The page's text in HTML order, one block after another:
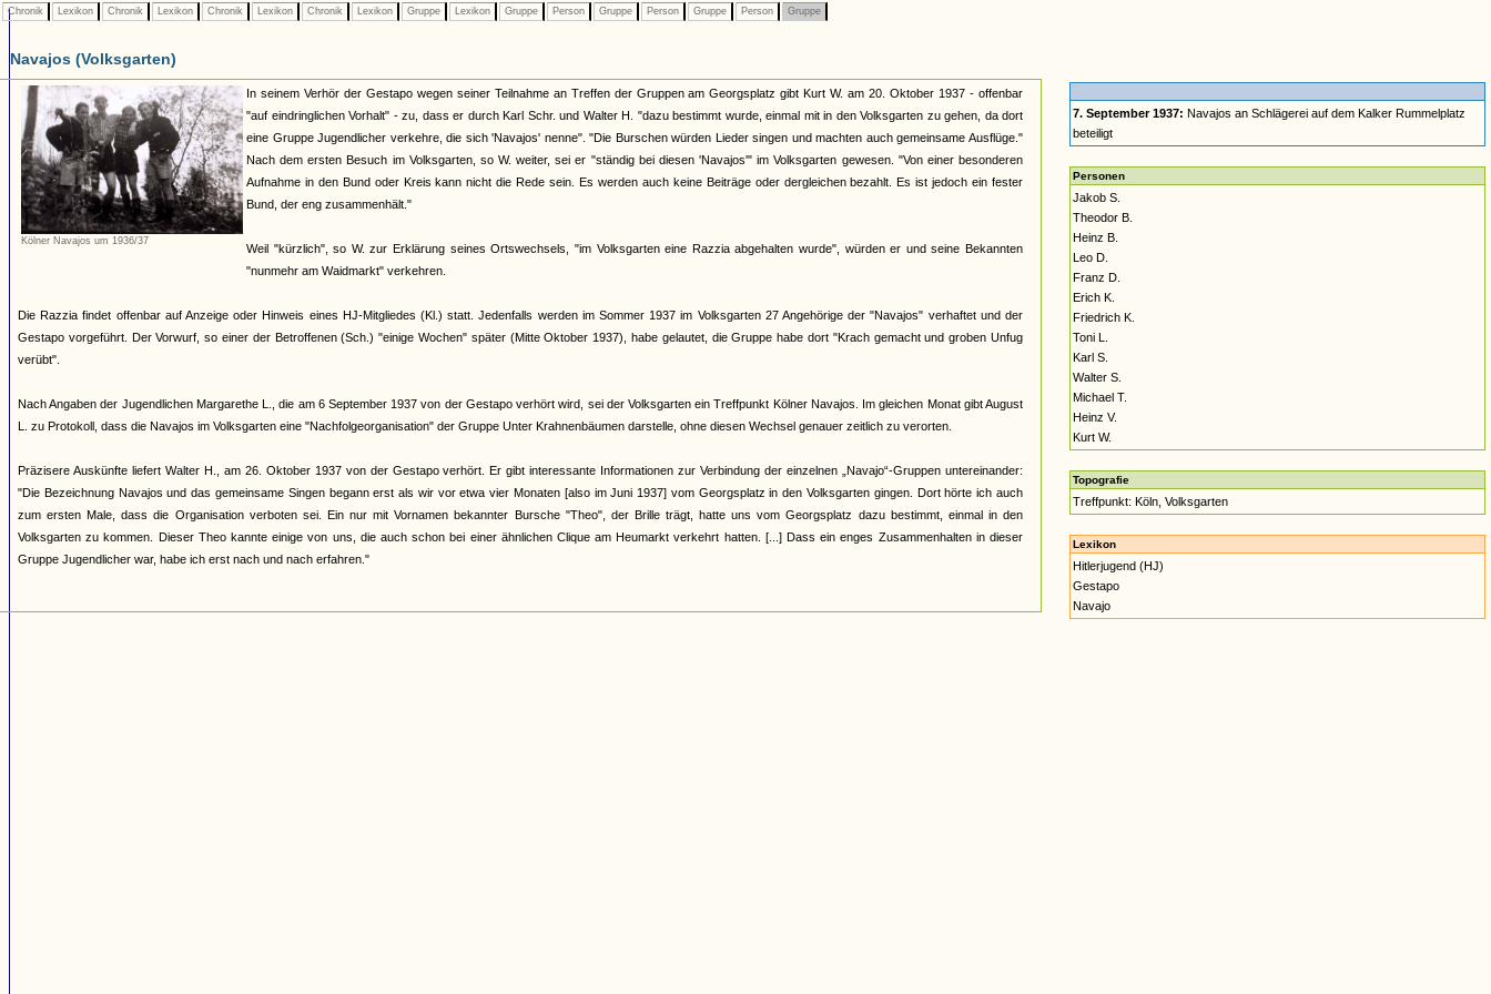
Chronik Lexikon Chronik Lexikon Chronik Lexikon Chronik Lexikon Gruppe Lexikon Gruppe Person Gruppe Person Gruppe Person Gruppe
Navajos (Volksgarten)
Kölner Navajos um 1936/37
In seinem Verhör der Gestapo wegen seiner Teilnahme an Treffen der Gruppen am Georgsplatz gibt Kurt W. am 20. Oktober 1937 - offenbar
"auf eindringlichen Vorhalt" - zu, dass er durch Karl Schr. und Walter H. "dazu bestimmt wurde, einmal mit in den Volksgarten zu gehen, da dort
eine Gruppe Jugendlicher verkehre, die sich 'Navajos' nenne". "Die Burschen würden Lieder singen und machten auch gemeinsame Ausflüge."
Nach dem ersten Besuch im Volksgarten, so W. weiter, sei er "ständig bei diesen 'Navajos'" im Volksgarten gewesen. "Von einer besonderen
Aufnahme in den Bund oder Kreis kann nicht die Rede sein. Es werden auch keine Beiträge oder dergleichen bezahlt. Es ist jedoch ein fester
Bund, der eng zusammenhält."
Weil "kürzlich", so W. zur Erklärung seines Ortswechsels, "im Volksgarten eine Razzia abgehalten wurde", würden er und seine Bekannten
"nunmehr am Waidmarkt" verkehren.
Die Razzia findet offenbar auf Anzeige oder Hinweis eines HJ-Mitgliedes (Kl.) statt. Jedenfalls werden im Sommer 1937 im Volksgarten 27 Angehörige der "Navajos" verhaftet und der
Gestapo vorgeführt. Der Vorwurf, so einer der Betroffenen (Sch.) "einige Wochen" später (Mitte Oktober 1937), habe gelautet, die Gruppe habe dort "Krach gemacht und groben Unfug
verübt".
Nach Angaben der Jugendlichen Margarethe L., die am 6 September 1937 von der Gestapo verhört wird, sei der Volksgarten ein Treffpunkt Kölner Navajos. Im gleichen Monat gibt August
L. zu Protokoll, dass die Navajos im Volksgarten eine "Nachfolgeorganisation" der Gruppe Unter Krahnenbäumen darstelle, ohne diesen Wechsel genauer zeitlich zu verorten.
Präzisere Auskünfte liefert Walter H., am 26. Oktober 1937 von der Gestapo verhört. Er gibt interessante Informationen zur Verbindung der einzelnen „Navajo“-Gruppen untereinander:
"Die Bezeichnung Navajos und das gemeinsame Singen begann erst als wir vor etwa vier Monaten [also im Juni 1937] vom Georgsplatz in den Volksgarten gingen. Dort hörte ich auch
zum ersten Male, dass die Organisation verboten sei. Ein nur mit Vornamen bekannter Bursche "Theo", der Brille trägt, hatte uns vom Georgsplatz dazu bestimmt, einmal in den
Volksgarten zu kommen. Dieser Theo kannte einige von uns, die auch schon bei einer ähnlichen Clique am Heumarkt verkehrt hatten. [...] Dass ein enges Zusammenhalten in dieser
Gruppe Jugendlicher war, habe ich erst nach und nach erfahren."
7. September 1937: Navajos an Schlägerei auf dem Kalker Rummelplatz
beteiligt
Personen
Jakob S.
Theodor B.
Heinz B.
Leo D.
Franz D.
Erich K.
Friedrich K.
Toni L.
Karl S.
Walter S.
Michael T.
Heinz V.
Kurt W.
Topografie
Treffpunkt: Köln, Volksgarten
Lexikon
Hitlerjugend (HJ)
Gestapo
Navajo